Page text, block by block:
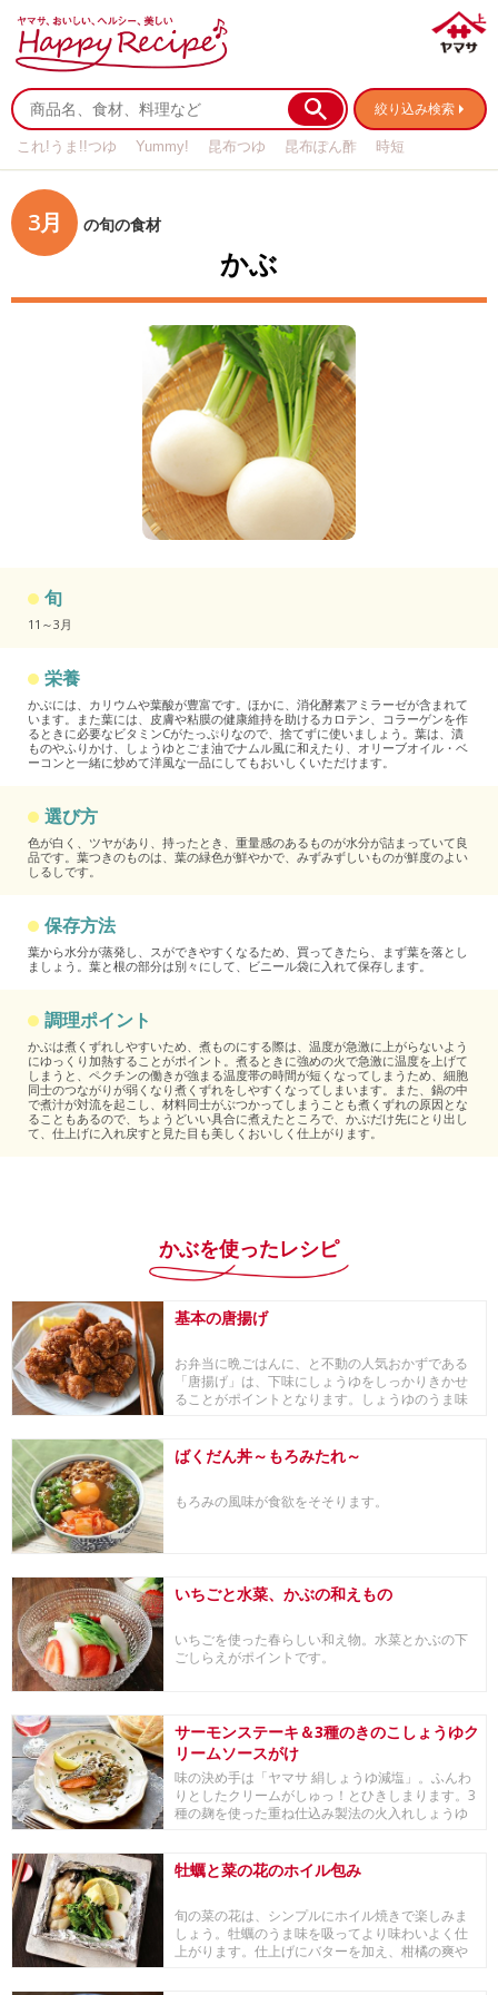
絞り込み検索
これ!うま!!つゆ Yummy! 昆布つゆ 昆布ぽん酢
時短
3月 の旬の食材
かぶ
旬
11～3月
栄養
かぶには、カリウムや葉酸が豊富です。ほかに、消化酵素アミラーゼが含まれて
います。また葉には、皮膚や粘膜の健康維持を助けるカロテン、コラーゲンを作
るときに必要なビタミンCがたっぷりなので、捨てずに使いましょう。葉は、漬
ものやふりかけ、しょうゆとごま油でナムル風に和えたり、オリーブオイル・ベ
ーコンと一緒に炒めて洋風な一品にしてもおいしくいただけます。
選び方
色が白く、ツヤがあり、持ったとき、重量感のあるものが水分が詰まっていて良
品です。葉つきのものは、葉の緑色が鮮やかで、みずみずしいものが鮮度のよい
しるしです。
保存方法
葉から水分が蒸発し、スができやすくなるため、買ってきたら、まず葉を落とし
ましょう。葉と根の部分は別々にして、ビニール袋に入れて保存します。
調理ポイント
かぶは煮くずれしやすいため、煮ものにする際は、温度が急激に上がらないよう
にゆっくり加熱することがポイント。煮るときに強めの火で急激に温度を上げて
しまうと、ペクチンの働きが強まる温度帯の時間が短くなってしまうため、細胞
同士のつながりが弱くなり煮くずれをしやすくなってしまいます。また、鍋の中
で煮汁が対流を起こし、材料同士がぶつかってしまうことも煮くずれの原因とな
ることもあるので、ちょうどいい具合に煮えたところで、かぶだけ先にとり出し
て、仕上げに入れ戻すと見た目も美しくおいしく仕上がります。
かぶを使ったレシピ
基本の唐揚げ
お弁当に晩ごはんに、と不動の人気おかずである
「唐揚げ」は、下味にしょうゆをしっかりきかせ
ることがポイントとなります。しょうゆのうま味
ばくだん丼～もろみたれ～
もろみの風味が食欲をそそります。
いちごと水菜、かぶの和えもの
いちごを使った春らしい和え物。水菜とかぶの下
ごしらえがポイントです。
サーモンステーキ＆3種のきのこしょうゆク
リームソースがけ
味の決め手は「ヤマサ 絹しょうゆ減塩」。ふんわ
りとしたクリームがしゅっ！とひきしまります。3
種の麹を使った重ね仕込み製法の火入れしょうゆ
牡蠣と菜の花のホイル包み
旬の菜の花は、シンプルにホイル焼きで楽しみま
しょう。牡蠣のうま味を吸ってより味わいよく仕
上がります。仕上げにバターを加え、柑橘の爽や